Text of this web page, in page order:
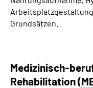
Grundsätzen.
Medizinisch-
Rehabilitation (